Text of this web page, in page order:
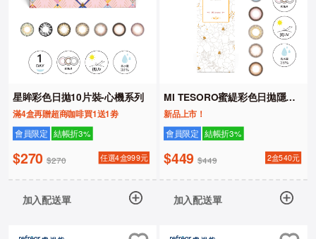
星眸彩色日拋10片裝-心機系列
滿4盒再贈超商咖啡買1送1劵
會員限定 結帳折3%
$270 $270 任選4盒999元
加入配送單
MI TESORO蜜緹彩色日拋隱形
眼鏡10片裝
新品上市！
會員限定 結帳折3%
$449 $449 2盒540元
加入配送單